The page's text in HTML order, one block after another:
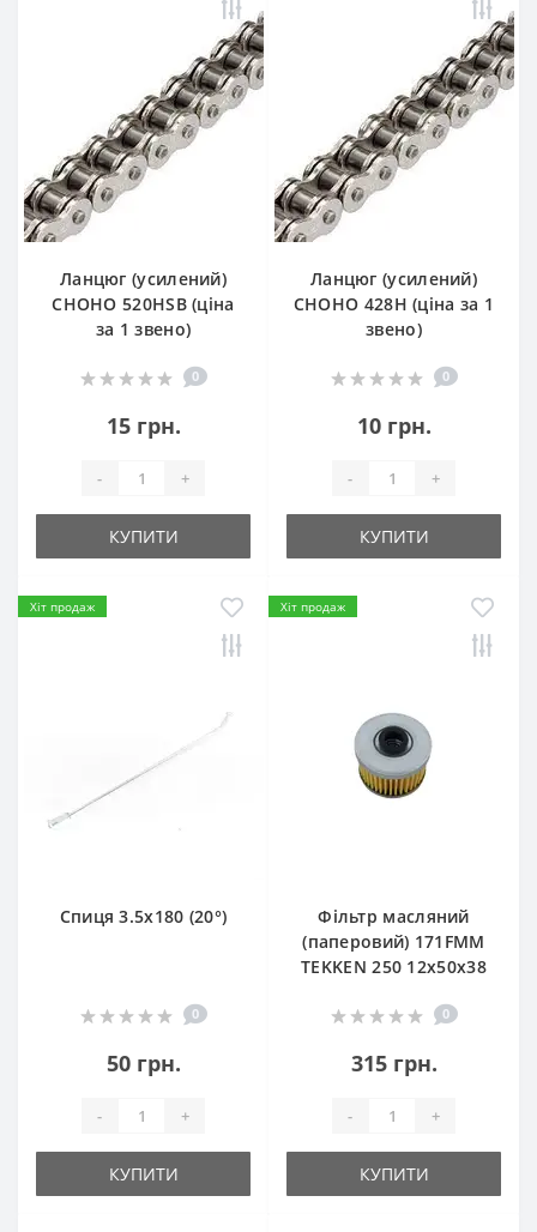
Ланцюг (усилений)
СHOHO 520HSB (ціна
за 1 звено)
0
15 грн.
- +
КУПИТИ
Ланцюг (усилений)
СHOHO 428H (ціна за 1
звено)
0
10 грн.
- +
КУПИТИ
Хіт продаж
Спиця 3.5х180 (20°)
0
50 грн.
- +
КУПИТИ
Хіт продаж
Фільтр масляний
(паперовий) 171FMM
TEKKEN 250 12х50х38
0
315 грн.
- +
КУПИТИ